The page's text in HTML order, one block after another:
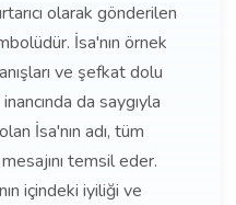
olarak gönderilen
İsa'nın örnek
ve şefkat dolu
da saygıyla
İsa'nın adı, tüm
temsil eder.
içindeki iyiliği ve